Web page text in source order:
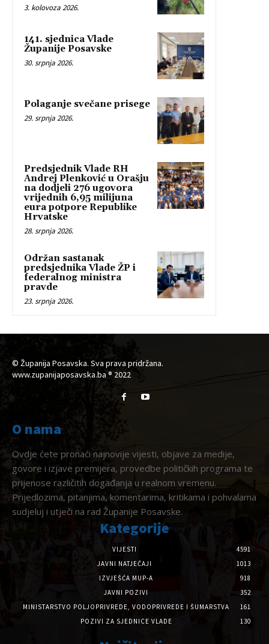
3. kolovoza 2026.
141. sjednica Vlade
Županije Posavske
30. srpnja 2026.
Polaganje svečane prisege
29. srpnja 2026.
Predsjednik Vlade RH
Andrej Plenković u Orašju
na dodjeli 276 ugovora
vrijednih 6,95 milijuna
eura potpore Republike
Hrvatske
28. srpnja 2026.
Održan sastanak
predsjednika Vlade ŽP i
federalnog ministra
pravde
23. srpnja 2026.
© Županija Posavska. Sva prava pridržana.
www.zupanijaposavska.ba ® 2022
O nama
Ovdje ćete pronaći najnovije vijesti, objave za medije,
govore i izjave premijera, provedbe političkih programa te
prijenose različitih događanja u realnom vremenu.
Prijedlozima, pitanjima, komentarima, kritikama i pohvalama
sudjeluj i utječi na rad Županije Posavske.
Kategorije
VIJESTI
4591
JAVNI NATJEČAJI
1013
IZVJEŠĆA MUP-A
918
JAVNI POZIVI
352
MINISTARSTVO POLJOPRIVREDE, VODOPRIVREDE I ŠUMARSTVA
161
POZIVI ZA SJEDNICE VLADE
130